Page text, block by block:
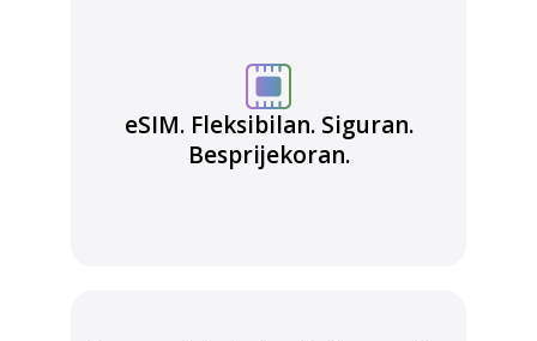
eSIM. Fleksibilan. Siguran.
Besprijekoran.